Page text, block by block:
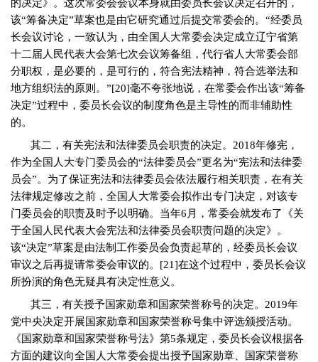
的决定》。这次常委会会议本身就由委员长会议决定召开的，
该“筹备决定”草案也是由它研究通过后提交常委会的。“经委员
长会议讨论，一致认为，由全国人大常委会决定成立辽宁省第
十二届人民代表大会第七次会议筹备组，代行省人大常委会部
分职权，是必要的，是可行的，符合宪法精神，符合选举法和
地方组织法的原则。”[20]毫不夸张地说，在常委会作出该“筹备
决定”过程中，委员长会议的制度角色是主导性的而非辅助性
的。
其二，有关宪法和法律委员会职责的决定。 2018年修宪，
作为全国人大专门委员会的“法律委员会”更名为“宪法和法律委
员会”。为了保证宪法和法律委员会依法履行相关职责，在有关
法律规定修改之前，全国人大常委会拟作出专门决定，对该专
门委员会的职责及时予以明确。当年6 月，常委会就发布了《关
于全国人民代表大会宪法和法律委员会职责问题的决定》。
该“决定”草案是由法制工作委员会负责起草的，经委员长会议
审议之后再提请常委会审议的。 [21]在这个过程中，委员长会议
所扮演的角色无疑具有决定性意义。
其三，有关授予国家勋章和国家荣誉称号的决定。 2019年
党中央决定开展国家勋章和国家荣誉称号集中评选颁授活动。
《国家勋章和国家荣誉称号法》第5条规定，委员长会议根据各
方面的建议向全国人大常委会提出授予国家勋章、国家荣誉称